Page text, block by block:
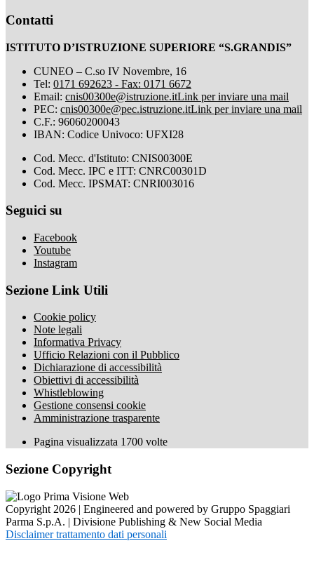
Contatti
ISTITUTO D’ISTRUZIONE SUPERIORE “S.GRANDIS”
CUNEO – C.so IV Novembre, 16
Tel: 0171 692623 - Fax: 0171 6672
Email: cnis00300e@istruzione.itLink per inviare una mail
PEC: cnis00300e@pec.istruzione.itLink per inviare una mail
C.F.: 96060200043
IBAN: Codice Univoco: UFXI28
Cod. Mecc. d'Istituto: CNIS00300E
Cod. Mecc. IPC e ITT: CNRC00301D
Cod. Mecc. IPSMAT: CNRI003016
Seguici su
Facebook
Youtube
Instagram
Sezione Link Utili
Cookie policy
Note legali
Informativa Privacy
Ufficio Relazioni con il Pubblico
Dichiarazione di accessibilità
Obiettivi di accessibilità
Whistleblowing
Gestione consensi cookie
Amministrazione trasparente
Pagina visualizzata 1700 volte
Sezione Copyright
Copyright 2026 | Engineered and powered by Gruppo Spaggiari
Parma S.p.A. | Divisione Publishing & New Social Media
Disclaimer trattamento dati personali